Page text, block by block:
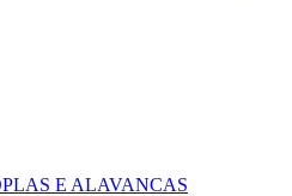
E ALAVANCAS